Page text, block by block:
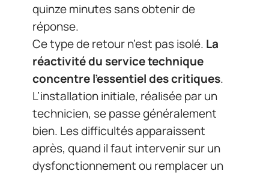
quinze minutes sans obtenir de
réponse.
Ce type de retour n’est pas isolé. La
réactivité du service technique
concentre l’essentiel des critiques.
L’installation initiale, réalisée par un
technicien, se passe généralement
bien. Les difficultés apparaissent
après, quand il faut intervenir sur un
dysfonctionnement ou remplacer un